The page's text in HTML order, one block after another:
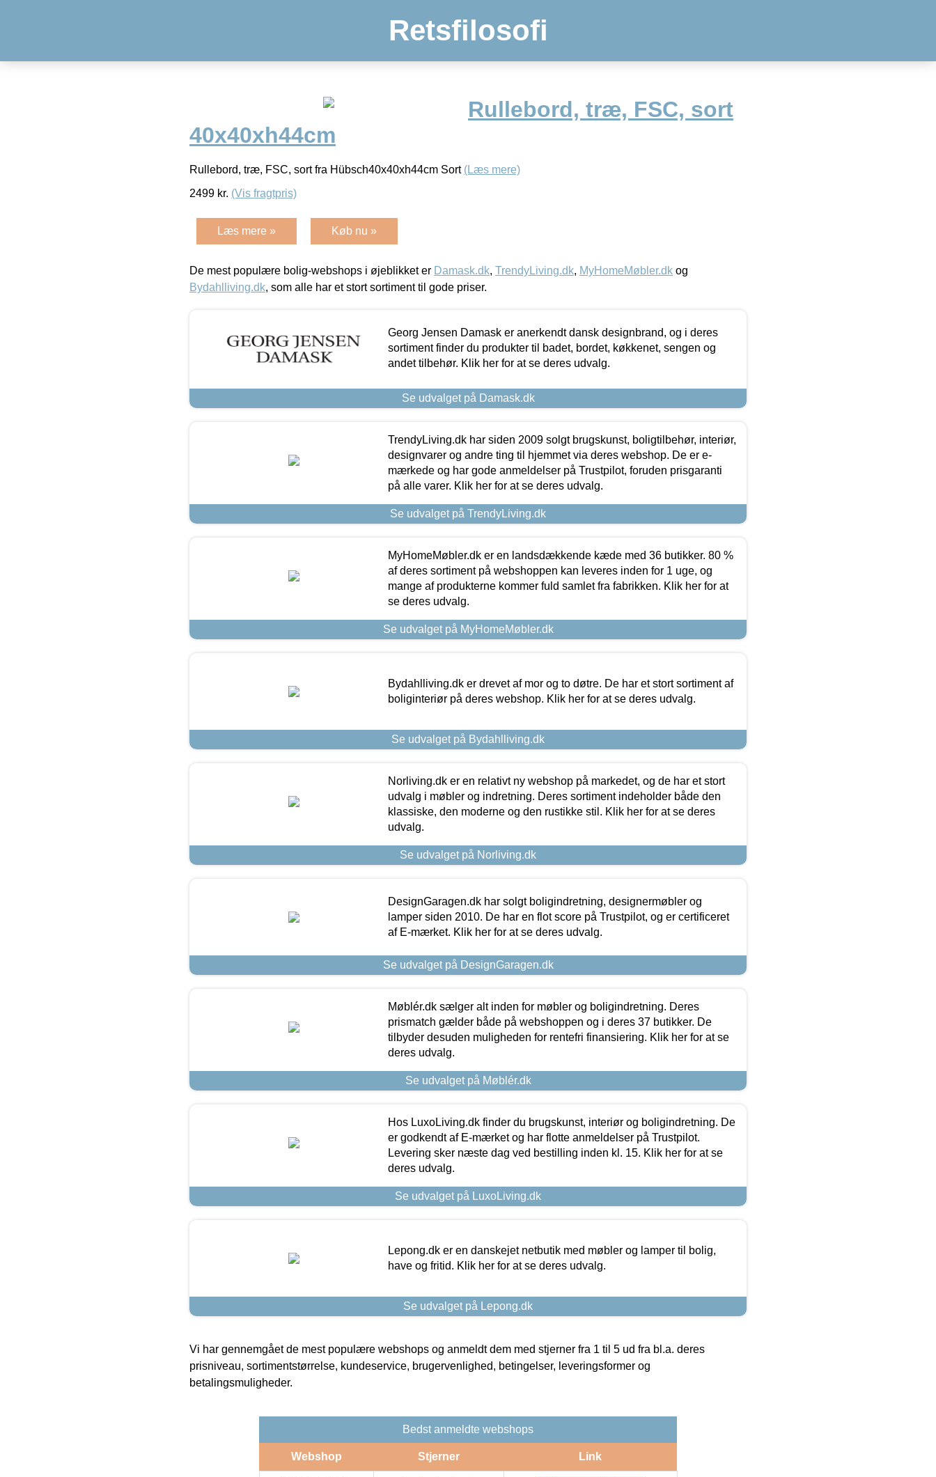
Retsfilosofi
Rullebord, træ, FSC, sort
40x40xh44cm
Rullebord, træ, FSC, sort fra Hübsch40x40xh44cm Sort (Læs mere)
2499 kr. (Vis fragtpris)
Læs mere » Køb nu »
De mest populære bolig-webshops i øjeblikket er Damask.dk, TrendyLiving.dk, MyHomeMøbler.dk og
Bydahlliving.dk, som alle har et stort sortiment til gode priser.
Georg Jensen Damask er anerkendt dansk designbrand, og i deres
sortiment finder du produkter til badet, bordet, køkkenet, sengen og
andet tilbehør. Klik her for at se deres udvalg.
Se udvalget på Damask.dk
TrendyLiving.dk har siden 2009 solgt brugskunst, boligtilbehør, interiør,
designvarer og andre ting til hjemmet via deres webshop. De er e-
mærkede og har gode anmeldelser på Trustpilot, foruden prisgaranti
på alle varer. Klik her for at se deres udvalg.
Se udvalget på TrendyLiving.dk
MyHomeMøbler.dk er en landsdækkende kæde med 36 butikker. 80 %
af deres sortiment på webshoppen kan leveres inden for 1 uge, og
mange af produkterne kommer fuld samlet fra fabrikken. Klik her for at
se deres udvalg.
Se udvalget på MyHomeMøbler.dk
Bydahlliving.dk er drevet af mor og to døtre. De har et stort sortiment af
boliginteriør på deres webshop. Klik her for at se deres udvalg.
Se udvalget på Bydahlliving.dk
Norliving.dk er en relativt ny webshop på markedet, og de har et stort
udvalg i møbler og indretning. Deres sortiment indeholder både den
klassiske, den moderne og den rustikke stil. Klik her for at se deres
udvalg.
Se udvalget på Norliving.dk
DesignGaragen.dk har solgt boligindretning, designermøbler og
lamper siden 2010. De har en flot score på Trustpilot, og er certificeret
af E-mærket. Klik her for at se deres udvalg.
Se udvalget på DesignGaragen.dk
Møblér.dk sælger alt inden for møbler og boligindretning. Deres
prismatch gælder både på webshoppen og i deres 37 butikker. De
tilbyder desuden muligheden for rentefri finansiering. Klik her for at se
deres udvalg.
Se udvalget på Møblér.dk
Hos LuxoLiving.dk finder du brugskunst, interiør og boligindretning. De
er godkendt af E-mærket og har flotte anmeldelser på Trustpilot.
Levering sker næste dag ved bestilling inden kl. 15. Klik her for at se
deres udvalg.
Se udvalget på LuxoLiving.dk
Lepong.dk er en danskejet netbutik med møbler og lamper til bolig,
have og fritid. Klik her for at se deres udvalg.
Se udvalget på Lepong.dk
Vi har gennemgået de mest populære webshops og anmeldt dem med stjerner fra 1 til 5 ud fra bl.a. deres
prisniveau, sortimentstørrelse, kundeservice, brugervenlighed, betingelser, leveringsformer og
betalingsmuligheder.
Bedst anmeldte webshops
Webshop Stjerner Link